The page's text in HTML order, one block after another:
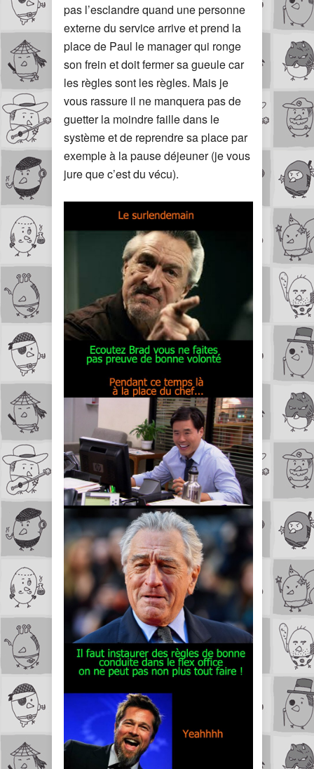
pas l’esclandre quand une personne
externe du service arrive et prend la
place de Paul le manager qui ronge
son frein et doit fermer sa gueule car
les règles sont les règles. Mais je
vous rassure il ne manquera pas de
guetter la moindre faille dans le
système et de reprendre sa place par
exemple à la pause déjeuner (je vous
jure que c’est du vécu).